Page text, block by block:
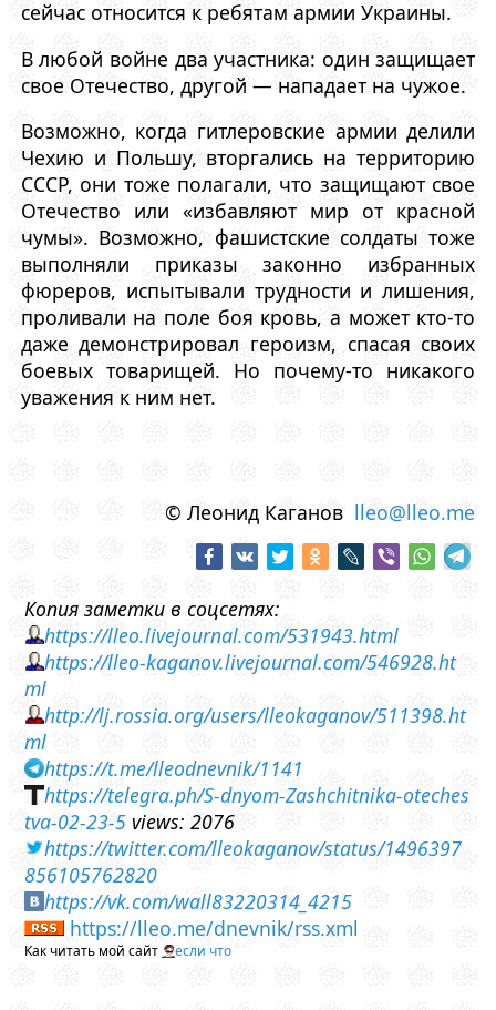
сейчас относится к ребятам армии Украины.
В любой войне два участника: один защищает
свое Отечество, другой — нападает на чужое.
Возможно, когда гитлеровские армии делили
Чехию и Польшу, вторгались на территорию
СССР, они тоже полагали, что защищают свое
Отечество или «избавляют мир от красной
чумы». Возможно, фашистские солдаты тоже
выполняли приказы законно избранных
фюреров, испытывали трудности и лишения,
проливали на поле боя кровь, а может кто-то
даже демонстрировал героизм, спасая своих
боевых товарищей. Но почему-то никакого
уважения к ним нет.
© Леонид Каганов lleo@lleo.me
Копия заметки в соцсетях:
https://lleo.livejournal.com/531943.html
https://lleo-kaganov.livejournal.com/546928.ht
ml
http://lj.rossia.org/users/lleokaganov/511398.ht
ml
https://t.me/lleodnevnik/1141
https://telegra.ph/S-dnyom-Zashchitnika-oteches
tva-02-23-5 views: 2076
https://twitter.com/lleokaganov/status/1496397
856105762820
https://vk.com/wall83220314_4215
https://lleo.me/dnevnik/rss.xml
Как читать мой сайт если что